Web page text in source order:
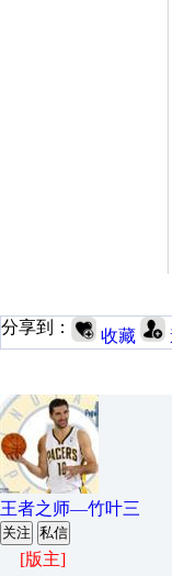
分享到： 收藏
王者之师—竹叶三
关注 私信
[版主]